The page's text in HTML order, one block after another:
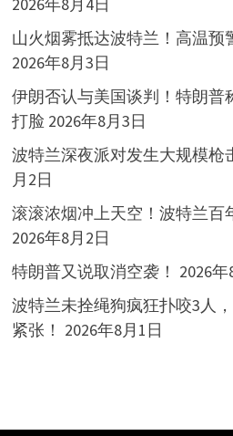
2026年8月4日
山火烟雾抵达波特兰！高温预
2026年8月3日
伊朗否认与美国谈判！特朗普
打脸 2026年8月3日
波特兰深夜派对发生大规模枪
月2日
滚滚浓烟冲上天空！波特兰百
2026年8月2日
特朗普又说取消空袭！ 2026年
波特兰未拴绳狗疯狂扑咬3人
紧张！ 2026年8月1日